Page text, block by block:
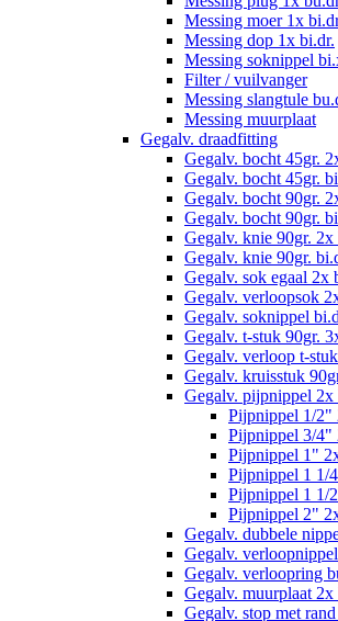
Messing moer 1x
Messing dop 1x bi.dr.
Messing soknippel
Filter / vuilvanger
Messing slangtule
Messing muurplaat
Gegalv. draadfitting
Gegalv. bocht 45gr.
Gegalv. bocht 45gr.
Gegalv. bocht 90gr.
Gegalv. bocht 90gr.
Gegalv. knie 90gr. 2x
Gegalv. knie 90gr.
Gegalv. sok egaal 2x
Gegalv. verloopsok
Gegalv. soknippel
Gegalv. t-stuk 90gr.
Gegalv. verloop t-
Gegalv. kruisstuk
Gegalv. pijpnippel 2x
Pijpnippel 1/2"
Pijpnippel 3/4"
Pijpnippel 1"
Pijpnippel 1 1/
Pijpnippel 1 1/
Pijpnippel 2"
Gegalv. dubbele
Gegalv.
Gegalv. verloopring
Gegalv. muurplaat 2x
Gegalv. stop met